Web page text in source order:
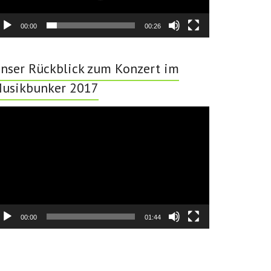
00:00 00:26
Rückblick zum Konzert im
2017
00:00 01:44